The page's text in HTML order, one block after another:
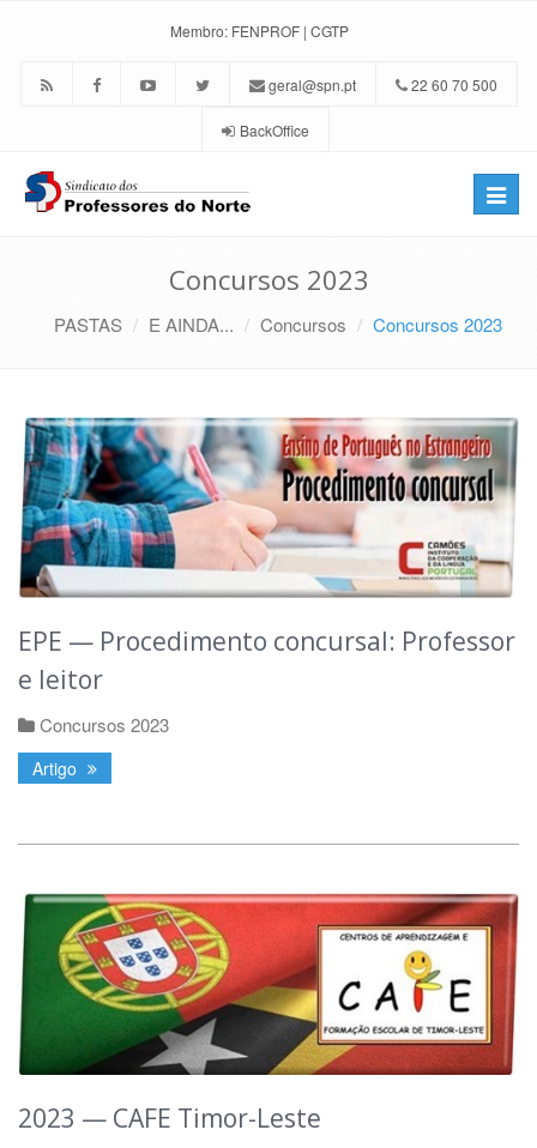
Membro: FENPROF | CGTP
geral@spn.pt 22 60 70 500
BackOffice
Toggle
Concursos 2023
PASTAS E AINDA... Concursos Concursos 2023
EPE — Procedimento concursal: Professor
e leitor
Concursos 2023
Artigo
2023 — CAFE Timor-Leste